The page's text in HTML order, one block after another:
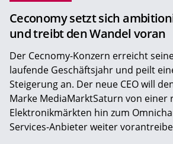
Ceconomy setzt sich
und treibt den Wandel voran
Der Cecnomy-Konzern erreicht
laufende Geschäftsjahr und peilt
Steigerung an. Der neue CEO will
Marke MediaMarktSaturn von einer
Elektronikmärkten hin zum
Services-Anbieter weiter